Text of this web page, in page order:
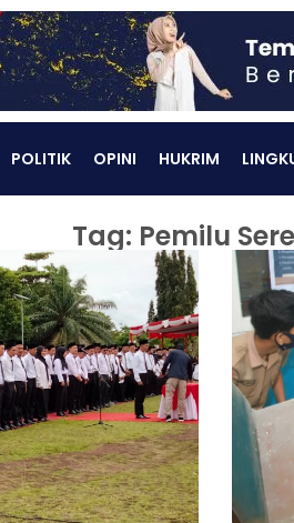
POLITIK OPINI HUKRIM
Tag: Pemilu